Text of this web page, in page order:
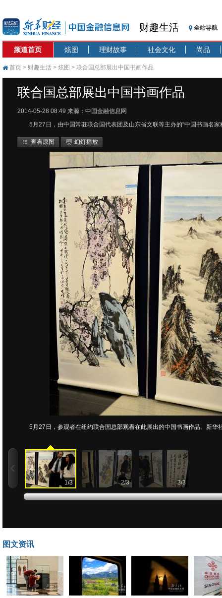
财趣生活 全站导航
频道首页 炫图 理财故事 社会文化 尚品
首页 > 财趣生活 > 炫图 > 联合国总部展出中国书画作品
联合国总部展出中国书画作品
2014-05-28 08:49 来源：中国金融信息网
5月27日，由中国常驻联合国代表团及山东省文联等主办的“中国书画名
查看原图 幻灯播放
5月27日，参观者在纽约联合国总部观看在此展出的中国书画作品。新华
1/3 2/3 3/3
图文资讯